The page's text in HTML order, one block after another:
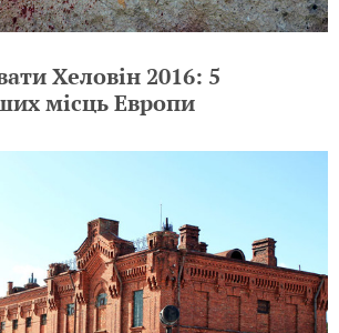
Хеловін 2016: 5
місць Европи